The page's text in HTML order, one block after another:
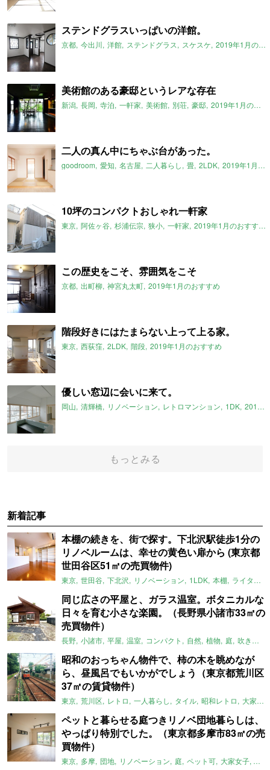
ステンドグラスいっぱいの洋館。
京都 今出川 洋館 ステンドグラス スケスケ 2019年1月のおすすめ
美術館のある豪邸というレアな存在
新潟 長岡 寺泊 一軒家 美術館 別荘 豪邸 2019年1月のおすすめ
二人の真ん中にちゃぶ台があった。
goodroom 愛知 名古屋 二人暮らし 畳 2LDK 2019年1月のおすすめ
10坪のコンパクトおしゃれ一軒家
東京 阿佐ヶ谷 杉浦伝宗 狭小 一軒家 2019年1月のおすすめ
この歴史をこそ、雰囲気をこそ
京都 出町柳 神宮丸太町 2019年1月のおすすめ
階段好きにはたまらない上って上る家。
東京 西荻窪 2LDK 階段 2019年1月のおすすめ
優しい窓辺に会いに来て。
岡山 清輝橋 リノベーション レトロマンション 1DK 2019年1月のおすすめ
もっとみる
新着記事
本棚の続きを、街で探す。下北沢駅徒歩1分の
リノベルームは、幸せの黄色い扉から (東京都
世田谷区51㎡の売買物件)
東京 世田谷 下北沢 リノベーション 1LDK 本棚 ライター：ほしりょうこ
同じ広さの平屋と、ガラス温室。ボタニカルな
日々を育む小さな楽園。（長野県小諸市33㎡の
売買物件）
長野 小諸市 平屋 温室 コンパクト 自然 植物 庭 吹き抜け
昭和のおっちゃん物件で、柿の木を眺めなが
ら、昼風呂でもいかがでしょう（東京都荒川区
37㎡の賃貸物件）
東京 荒川区 レトロ 一人暮らし タイル 昭和レトロ 大家女子
ペットと暮らせる庭つきリノベ団地暮らしは、
やっぱり特別でした。（東京都多摩市83㎡の売
買物件）
東京 多摩 団地 リノベーション 庭 ペット可 大家女子 団